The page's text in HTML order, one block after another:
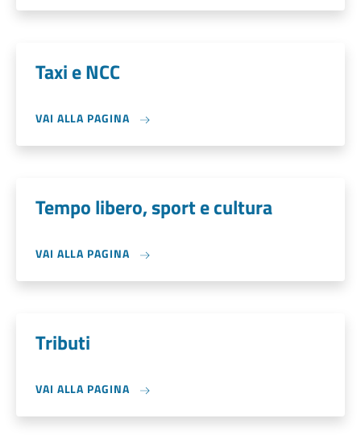
Taxi e NCC
VAI ALLA PAGINA
Tempo libero, sport e cultura
VAI ALLA PAGINA
Tributi
VAI ALLA PAGINA